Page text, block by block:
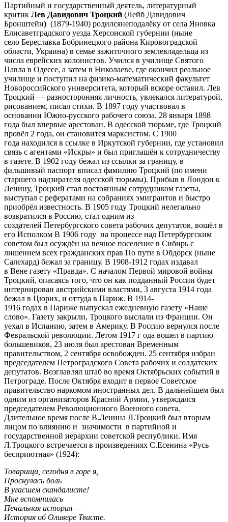
Партийный и государственный деятель, литературный
критик Лев Давидович Троцкий (Лейб Давидович
Бронштейн) (1879-1940) родилсянеподалёку от села Яновка
Елисаветградского уезда Херсонской губернии (ныне
село Береславка Бобринецкого района Кировоградской
области, Украина) в семье зажиточного землевладельца из
числа еврейских колонистов. Учился в училище Святого
Павла в Одессе, а затем в Николаеве, где окончил реальное
училище и поступил на физико-математический факультет
Новороссийского университета, который вскоре оставил. Лев
Троцкий — разносторонняя личность, увлекался литературой,
рисованием, писал стихи. В 1897 году участвовал в
основании Южно-русского рабочего союза. 28 января 1898
года был впервые арестован. В одесской тюрьме, где Троцкий
провёл 2 года, он становится марксистом. С 1900
года находился в ссылке в Иркутской губернии, где установил
связь с агентами «Искры» и был приглашён к сотрудничеству
в газете. В 1902 году бежал из ссылки за границу, в
фальшивый паспорт вписал фамилию Троцкий (по имени
старшего надзирателя одесской тюрьмы). Прибыв в Лондон к
Ленину, Троцкий стал постоянным сотрудником газеты,
выступал с рефератами на собраниях эмигрантов и быстро
приобрёл известность. В 1905 году Троцкий нелегально
возвратился в Россию, стал одним из
создателей Петербургского совета рабочих депутатов, вошёл в
его Исполком В 1906 году на процессе над Петербургским
советом был осуждён на вечное поселение в Сибирь с
лишением всех гражданских прав По пути в Обдорск (ныне
Салехард) бежал за границу. В 1908-1912 годах издавал
в Вене газету «Правда». С началом Первой мировой войны
Троцкий, опасаясь того, что он как подданный России будет
интернирован австрийскими властями, 3 августа 1914 года
бежал в Цюрих, и оттуда в Париж. В 1914-
1916 годах в Париже выпускал ежедневную газету «Наше
слово». Газету закрыли, Троцкого выслали из Франции. Он
уехал в Испанию, затем в Америку. В Россию вернулся после
Февральской революции. Летом 1917 г ода вошел в партию
большевиков, 23 июля был арестован Временным
правительством, 2 сентября освобожден. 25 сентября избран
председателем Петроградского Совета рабочих и солдатских
депутатов. Возглавлял штаб во время Октябрьских событий в
Петрограде. После Октября входит в первое Советское
правительство наркомом иностранных дел. В дальнейшем был
одним из организаторов Красной Армии, утверждался
председателем Революционного Военного совета.
Длительное время после В.Ленина Л.Троцкий был вторым
лицом по влиянию и значимости в партийной и
государственной иерархии советской республики. Имя
Л.Троцкого встречается в произведениях С.Есенина «Русь
бесприютная» (1924):
Товарищи, сегодня в горе я,
Проснулась боль
В угасшем скандалисте!
Мне вспомнилась
Печальная история —
История об Оливере Твисте.